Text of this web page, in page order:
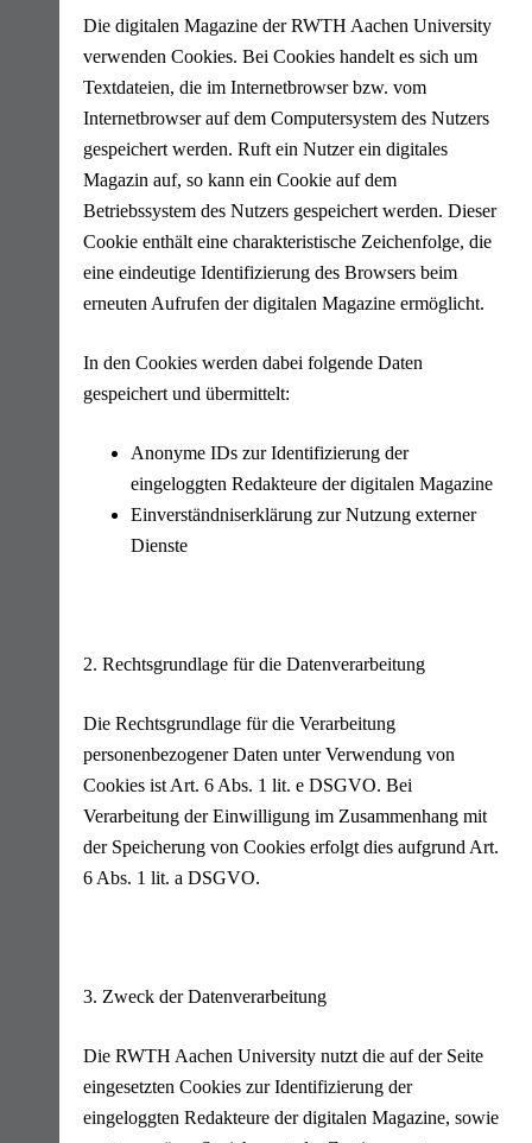
Die digitalen Magazine der RWTH Aachen University
verwenden Cookies. Bei Cookies handelt es sich um
Textdateien, die im Internetbrowser bzw. vom
Internetbrowser auf dem Computersystem des Nutzers
gespeichert werden. Ruft ein Nutzer ein digitales
Magazin auf, so kann ein Cookie auf dem
Betriebssystem des Nutzers gespeichert werden. Dieser
Cookie enthält eine charakteristische Zeichenfolge, die
eine eindeutige Identifizierung des Browsers beim
erneuten Aufrufen der digitalen Magazine ermöglicht.
In den Cookies werden dabei folgende Daten
gespeichert und übermittelt:
Anonyme IDs zur Identifizierung der
eingeloggten Redakteure der digitalen Magazine
Einverständniserklärung zur Nutzung externer
Dienste
2. Rechtsgrundlage für die Datenverarbeitung
Die Rechtsgrundlage für die Verarbeitung
personenbezogener Daten unter Verwendung von
Cookies ist Art. 6 Abs. 1 lit. e DSGVO. Bei
Verarbeitung der Einwilligung im Zusammenhang mit
der Speicherung von Cookies erfolgt dies aufgrund Art.
6 Abs. 1 lit. a DSGVO.
3. Zweck der Datenverarbeitung
Die RWTH Aachen University nutzt die auf der Seite
eingesetzten Cookies zur Identifizierung der
eingeloggten Redakteure der digitalen Magazine, sowie